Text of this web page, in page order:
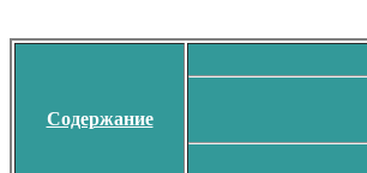
Содержание